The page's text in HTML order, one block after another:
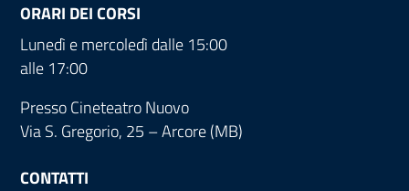
ORARI DEI CORSI
Lunedì e mercoledì dalle 15:00
alle 17:00
Presso Cineteatro Nuovo
Via S. Gregorio, 25 – Arcore (MB)
CONTATTI